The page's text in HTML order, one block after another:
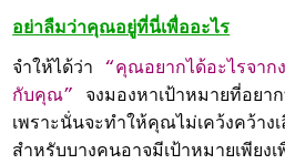
อย่าลืมว่าคุณอยู่ที่นี่เพื่ออะไร
จำให้ได้ว่า “คุณอยากได้อะไรจาก
กับคุณ”
จงมองหาเป้าหมายที่อยา
เพราะนั่นจะทำให้คุณไม่เคว้งคว้าง
สำหรับบางคนอาจมีเป้าหมายเพียงเ